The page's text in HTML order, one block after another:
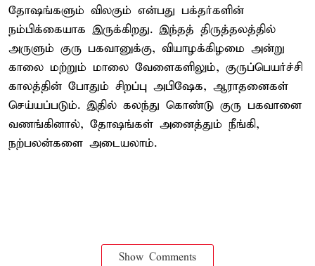
தோஷங்களும் விலகும் என்பது பக்தர்களின்
நம்பிக்கையாக இருக்கிறது. இந்தத் திருத்தலத்தில்
அருளும் குரு பகவானுக்கு, வியாழக்கிழமை அன்று
காலை மற்றும் மாலை வேளைகளிலும், குருப்பெயர்ச்சி
காலத்தின் போதும் சிறப்பு அபிஷேக, ஆராதனைகள்
செய்யப்படும். இதில் கலந்து கொண்டு குரு பகவானை
வணங்கினால், தோஷங்கள் அனைத்தும் நீங்கி,
நற்பலன்களை அடையலாம்.
Show Comments